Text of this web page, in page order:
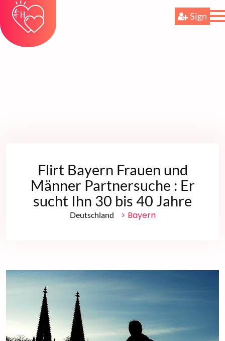
Sign
Flirt Bayern Frauen und
Männer Partnersuche : Er
sucht Ihn 30 bis 40 Jahre
Deutschland > Bayern